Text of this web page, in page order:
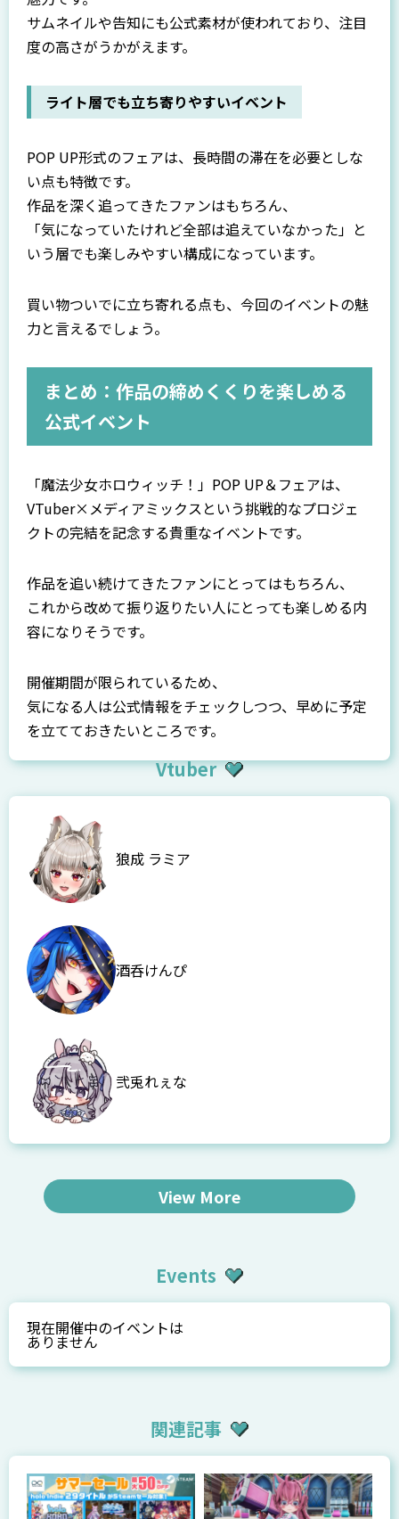
サムネイルや告知にも公式素材が使われており、注目
度の高さがうかがえます。
ライト層でも立ち寄りやすいイベント
POP UP形式のフェアは、長時間の滞在を必要としな
い点も特徴です。
作品を深く追ってきたファンはもちろん、
「気になっていたけれど全部は追えていなかった」と
いう層でも楽しみやすい構成になっています。
買い物ついでに立ち寄れる点も、今回のイベントの魅
力と言えるでしょう。
まとめ：作品の締めくくりを楽しめる
公式イベント
「魔法少女ホロウィッチ！」POP UP＆フェアは、
VTuber×メディアミックスという挑戦的なプロジェ
クトの完結を記念する貴重なイベントです。
作品を追い続けてきたファンにとってはもちろん、
これから改めて振り返りたい人にとっても楽しめる内
容になりそうです。
開催期間が限られているため、
気になる人は公式情報をチェックしつつ、早めに予定
を立てておきたいところです。
Vtuber
狼成 ラミア
酒呑けんぴ
弐兎れぇな
View More
Events
現在開催中のイベントは
ありません
関連記事